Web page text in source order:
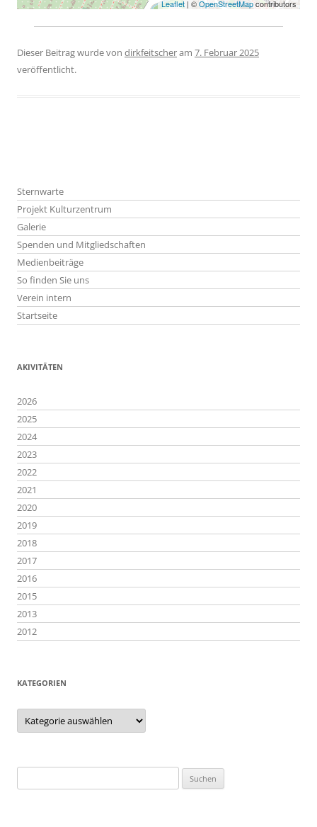
Leaflet | ©OpenStreetMapcontributors
Dieser Beitrag wurdevon dirkfeitscheram 7. Februar 2025
veröffentlicht.
Sternwarte
Projekt Kulturzentrum
Galerie
Spenden und Mitgliedschaften
Medienbeiträge
So finden Sie uns
Verein intern
Startseite
AKIVITÄTEN
2026
2025
2024
2023
2022
2021
2020
2019
2018
2017
2016
2015
2013
2012
KATEGORIEN
Kategorien
nach: